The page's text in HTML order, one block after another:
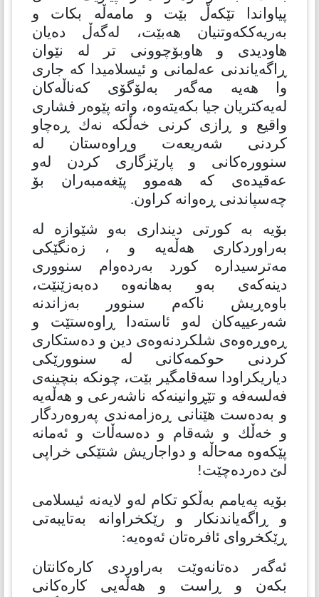
پیاواندا تێكەڵ بێت و مامەڵە بكات و
بەریەككەوتنیان هەبێت، لەگەڵ دەیان
هاودیدی و هاوبۆچوونی تر لە نێوان
ڕاگەیاندنی عەلمانی و ئیسلامیدا كە جاری
وا هەیە مەگەر بەلۆگۆی كەناڵەكان
لەیەكتریان جیا بكەیتەوە، واتە پێوەر فشاری
واقیع و ڕازی كرنی خەڵكە نەك ڕەچاو
كردنی شەریعەت وڕاوەستان لە
سنوورەكانی و پارێزگاری كردن لەو
عەقیدەی كە هەموو پێغەمبەران بۆ
چەسپاندنی ڕەوانە كراون.
بۆیە بە كورتی دینداری بەو شێوازە لە
بەراوردكاری هەڵەیە و ، زەنگێكی
مەترسیدارە كورد بەردەوام سنووری
دینەكەی بەو بەهانەوە دەبەزێنێت،
باوەڕیش ناكەم سنوور بەزاندنە
شەرعییەكان لەو ئاستەدا ڕاوەستێت و
ڕەوڕەوەی شلكردنەوەی دین و دەستكاری
كردنی حوكمەكانی لە سنوورێكی
دیاریكراودا سەقامگیر بێت، چونكە بنچینەی
فەلسەفە و تێڕوانینەكە ناشەرعی و هەڵەیە
و بەدەست هێنانی ڕەزامەندی پەروەردگار
و خەڵك و شەقام و دەسەڵات و ئەمانە
پێكەوە مەحاڵە و دواجاریش شتێكی خراپی
لێ دەردەچێت!
بۆیە پەیامم بەڵكو تكام لەو لایەنە ئیسلامی
و ڕاگەیاندنكار و رێكخراوانە بەتایبەتی
ڕێكخروای ئافرەتان ئەوەیە:
ئەگەر دەتانەوێت بەراوردی كارەكانتان
بكەن و ڕاست و هەڵەیی كارەكانی